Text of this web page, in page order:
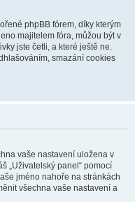
phpBB fórem, díky kterým
majitelem fóra, můžou být v
jste četli, a které ještě ne.
smazání cookies
vaše nastavení uložena v
„Uživatelský panel“ pomocí
jméno nahoře na stránkách
všechna vaše nastavení a